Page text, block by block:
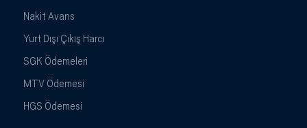
Nakit Avans
Yurt Dışı Çıkış Harcı
SGK Ödemeleri
MTV Ödemesi
HGS Ödemesi